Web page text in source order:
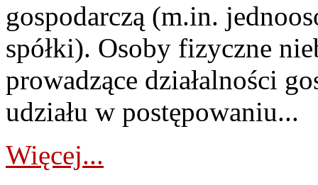
gospodarczą (m.in.
spółki). Osoby fizyczne
prowadzące działalności
udziału w postępowaniu...
Więcej...